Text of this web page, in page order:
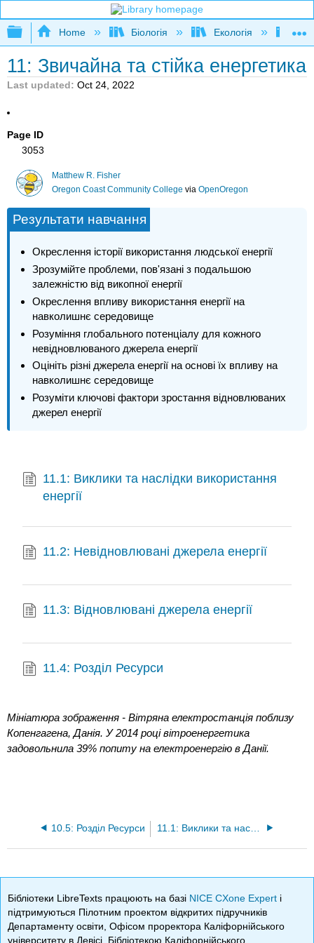
Expand/collapse global hierarchy
Home Біологія Екологія
11: Звичайна та стійка енергетика
Last updated Oct 24, 2022
Page ID
3053
Matthew R. Fisher
Oregon Coast Community College via OpenOregon
Результати навчання
Окреслення історії використання людської енергії
Зрозумійте проблеми, пов'язані з подальшою
залежністю від викопної енергії
Окреслення впливу використання енергії на
навколишнє середовище
Розуміння глобального потенціалу для кожного
невідновлюваного джерела енергії
Оцініть різні джерела енергії на основі їх впливу на
навколишнє середовище
Розуміти ключові фактори зростання відновлюваних
джерел енергії
11.1: Виклики та наслідки використання
енергії
11.2: Невідновлювані джерела енергії
11.3: Відновлювані джерела енергії
11.4: Розділ Ресурси
Мініатюра зображення - Вітряна електростанція поблизу
Копенгагена, Данія. У 2014 році вітроенергетика
задовольнила 39% попиту на електроенергію в Данії.
10.5: Розділ Ресурси
Бібліотеки LibreTexts працюють на базі NICE CXone Expert і
підтримуються Пілотним проектом відкритих підручників
Департаменту освіти, Офісом проректора Каліфорнійського
університету в Девісі, Бібліотекою Каліфорнійського